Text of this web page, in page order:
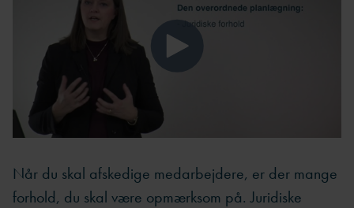
Når du skal afskedige medarbejdere, er der mange
forhold, du skal være opmærksom på. Juridiske